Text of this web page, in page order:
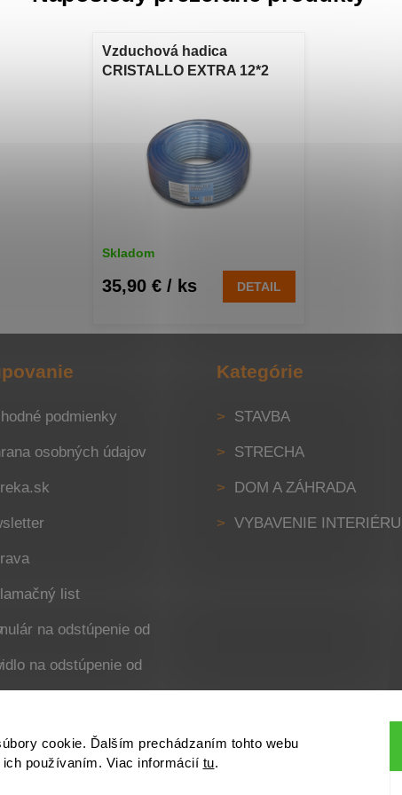
cookie. Ďalším prechádzaním tohto webu
používaním. Viac informácií tu.
Vzduchová hadica
CRISTALLO EXTRA 12*2
Skladom
35,90 € / ks DETAIL
podmienky
osobných údajov
list
Kategórie
STAVBA
STRECHA
DOM A ZÁHRADA
VYBAVENIE INTERIÉRU